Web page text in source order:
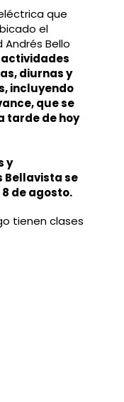
que
el
Andrés Bello
diurnas y
incluyendo
que se
tarde de hoy
y
se
de agosto.
tienen clases